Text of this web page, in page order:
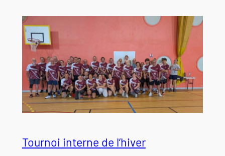
Tournoi interne de l’hiver